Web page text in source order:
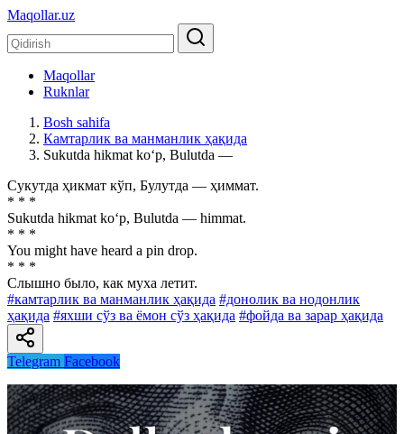
Maqollar.uz
Maqollar
Ruknlar
Bosh sahifa
Камтарлик ва манманлик ҳақида
Sukutda hikmat ko‘p, Bulutda —
Сукутда ҳикмат кўп, Булутда — ҳиммат.
* * *
Sukutda hikmat ko‘p, Bulutda — himmat.
* * *
You might have heard a pin drop.
* * *
Слышно было, как муха летит.
#камтарлик ва манманлик ҳақида #донолик ва нодонлик
ҳақида #яхши сўз ва ёмон сўз ҳақида #фойда ва зарар ҳақида
Telegram Facebook